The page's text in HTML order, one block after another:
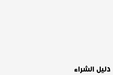
دليل الشراء